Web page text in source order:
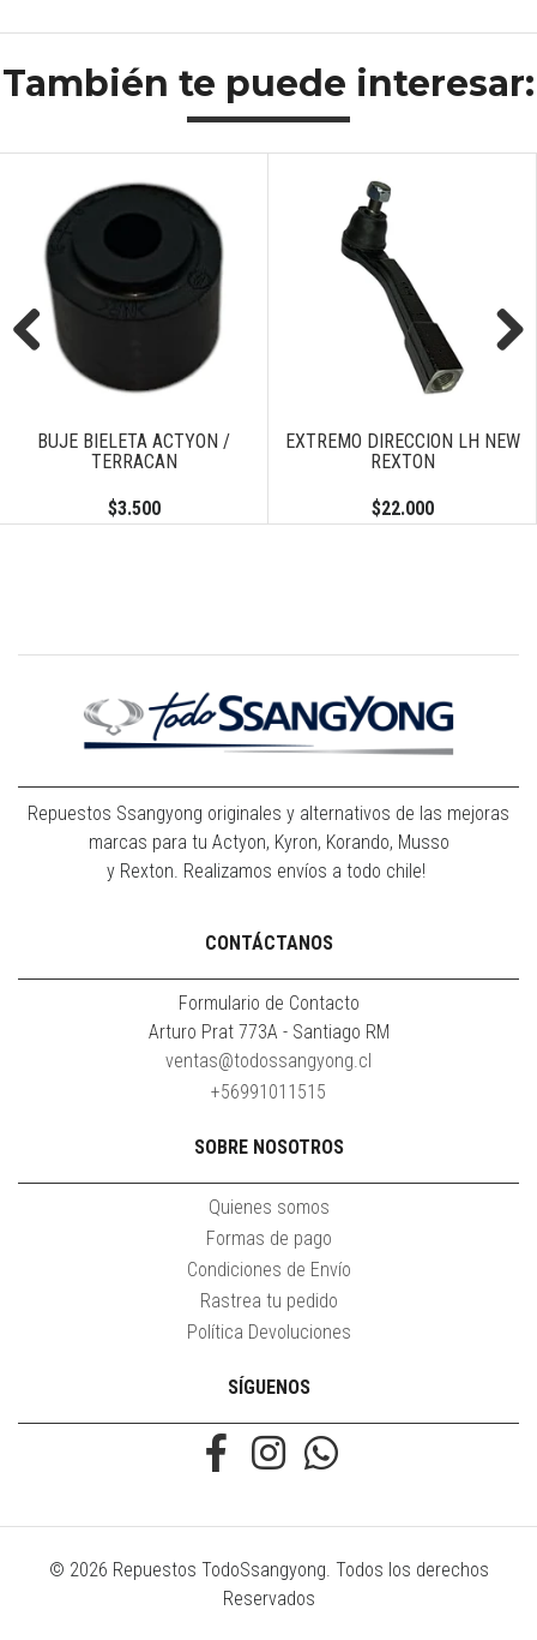
También te puede interesar:
BUJE BIELETA ACTYON /
TERRACAN
$3.500
EXTREMO DIRECCION LH NEW
REXTON
$22.000
Repuestos Ssangyong originales y alternativos de las mejoras
marcas para tu Actyon, Kyron, Korando, Musso
y Rexton. Realizamos envíos a todo chile!
CONTÁCTANOS
Formulario de Contacto
Arturo Prat 773A - Santiago RM
ventas@todossangyong.cl
+56991011515
SOBRE NOSOTROS
Quienes somos
Formas de pago
Condiciones de Envío
Rastrea tu pedido
Política Devoluciones
SÍGUENOS
© 2026 Repuestos TodoSsangyong. Todos los derechos
Reservados